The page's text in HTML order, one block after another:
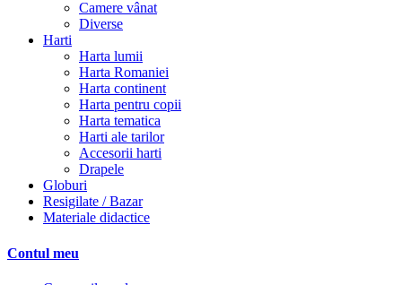
Camere vânat
Diverse
Harti
Harta lumii
Harta Romaniei
Harta continent
Harta pentru copii
Harta tematica
Harti ale tarilor
Accesorii harti
Drapele
Globuri
Resigilate / Bazar
Materiale didactice
Contul meu